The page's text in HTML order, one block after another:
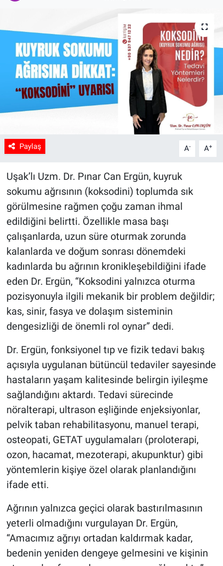
Paylaş A- A+
Uşak’lı Uzm. Dr. Pınar Can Ergün, kuyruk
sokumu ağrısının (koksodini) toplumda sık
görülmesine rağmen çoğu zaman ihmal
edildiğini belirtti. Özellikle masa başı
çalışanlarda, uzun süre oturmak zorunda
kalanlarda ve doğum sonrası dönemdeki
kadınlarda bu ağrının kronikleşebildiğini ifade
eden Dr. Ergün, “Koksodini yalnızca oturma
pozisyonuyla ilgili mekanik bir problem değildir;
kas, sinir, fasya ve dolaşım sisteminin
dengesizliği de önemli rol oynar” dedi.
Dr. Ergün, fonksiyonel tıp ve fizik tedavi bakış
açısıyla uygulanan bütüncül tedaviler sayesinde
hastaların yaşam kalitesinde belirgin iyileşme
sağlandığını aktardı. Tedavi sürecinde
nöralterapi, ultrason eşliğinde enjeksiyonlar,
pelvik taban rehabilitasyonu, manuel terapi,
osteopati, GETAT uygulamaları (proloterapi,
ozon, hacamat, mezoterapi, akupunktur) gibi
yöntemlerin kişiye özel olarak planlandığını
ifade etti.
Ağrının yalnızca geçici olarak bastırılmasının
yeterli olmadığını vurgulayan Dr. Ergün,
“Amacımız ağrıyı ortadan kaldırmak kadar,
bedenin yeniden dengeye gelmesini ve kişinin
Uşak Haberleri